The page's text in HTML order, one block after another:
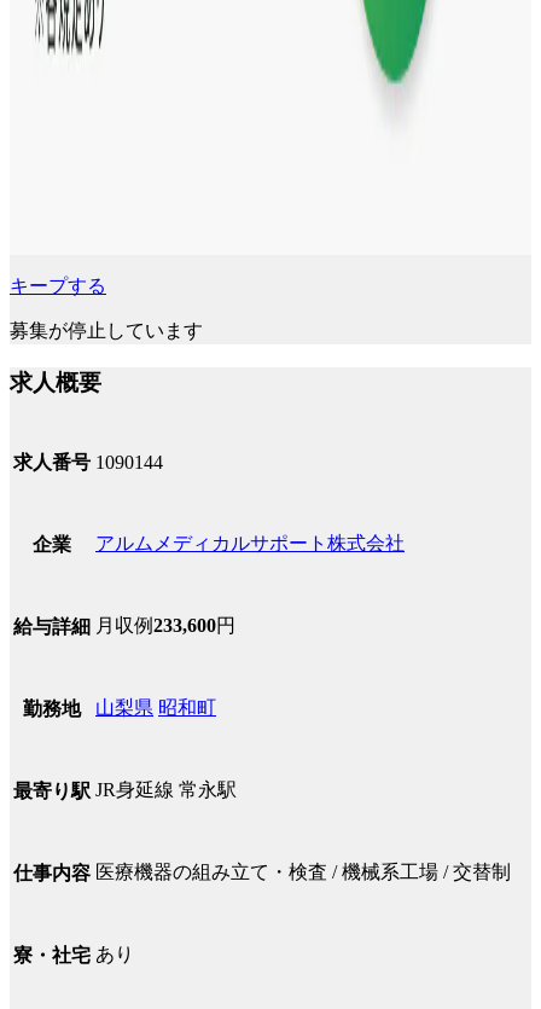
キープする
募集が停止しています
求人概要
求人番号 1090144
企業 アルムメディカルサポート株式会社
給与詳細 月収例233,600円
勤務地 山梨県 昭和町
最寄り駅 JR身延線 常永駅
仕事内容 医療機器の組み立て・検査 / 機械系工場 / 交替制
寮・社宅 あり